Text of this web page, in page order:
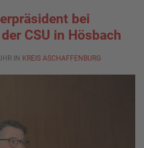
bei
CSU in Hösbach
IN KREIS ASCHAFFENBURG